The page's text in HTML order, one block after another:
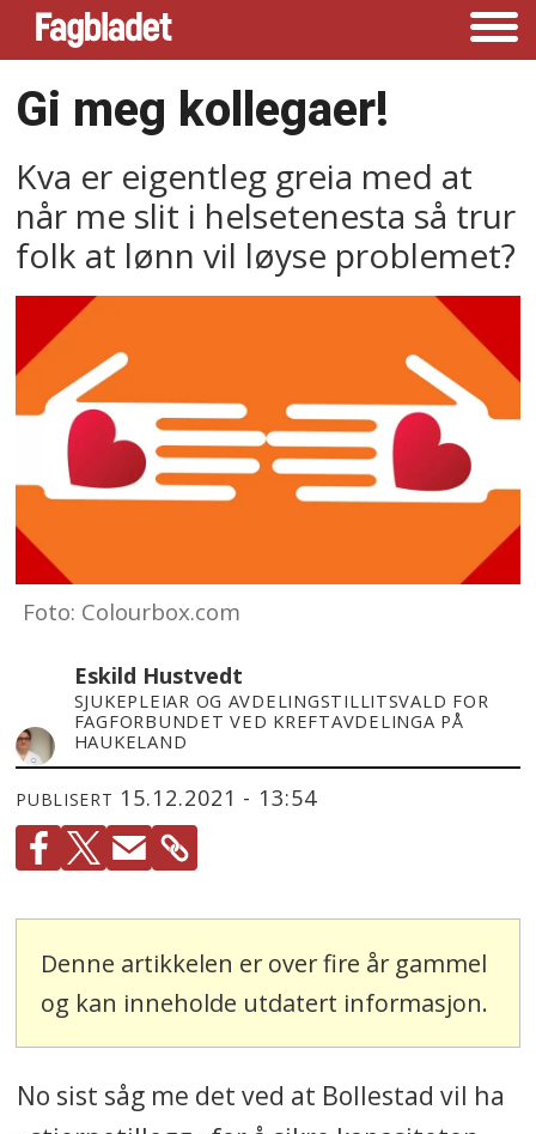
Gi meg kollegaer!
Kva er eigentleg greia med at
når me slit i helsetenesta så trur
folk at lønn vil løyse problemet?
Foto: Colourbox.com
Eskild Hustvedt
SJUKEPLEIAR OG AVDELINGSTILLITSVALD FOR
FAGFORBUNDET VED KREFTAVDELINGA PÅ
HAUKELAND
PUBLISERT 15.12.2021 - 13:54
Denne artikkelen er over fire år gammel
og kan inneholde utdatert informasjon.
No sist såg me det ved at Bollestad vil ha